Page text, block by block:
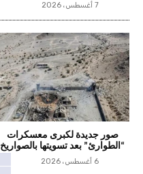
7 أغسطس، 2026
صور جديدة لكبرى معسكرات
“الطوارئ” بعد تسويتها بالصواريخ
6 أغسطس، 2026